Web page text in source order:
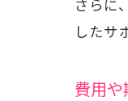
さらに
したサ
費用